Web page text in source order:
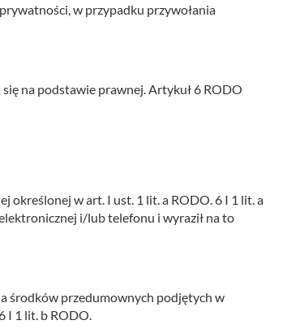
w przypadku przywołania
na podstawie prawnej. Artykuł 6 RODO
określonej w art. I ust. 1 lit. a RODO. 6 I 1 lit. a
i/lub telefonu i wyraził na to
środków przedumownych podjętych w
I 1 lit. b RODO.